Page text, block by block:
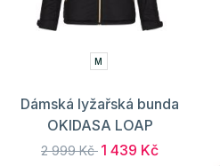
M
Dámská lyžařská bunda
OKIDASA LOAP
2 999 Kč 1 439 Kč